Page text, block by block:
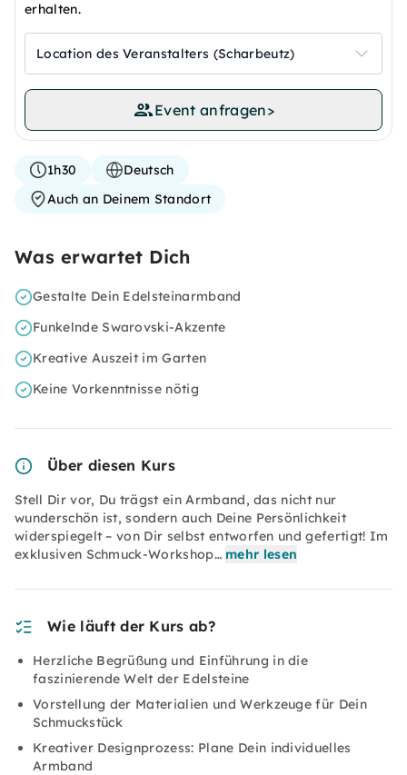
erhalten.
Location des Veranstalters (Scharbeutz)
Event anfragen>
1h30
Deutsch
Auch an Deinem Standort
Was erwartet Dich
Gestalte Dein Edelsteinarmband
Funkelnde Swarovski-Akzente
Kreative Auszeit im Garten
Keine Vorkenntnisse nötig
Über diesen Kurs
Stell Dir vor, Du trägst ein Armband, das nicht nur
wunderschön ist, sondern auch Deine Persönlichkeit
widerspiegelt – von Dir selbst entworfen und gefertigt! Im
exklusiven Schmuck-Workshop… mehr lesen
Wie läuft der Kurs ab?
Herzliche Begrüßung und Einführung in die
faszinierende Welt der Edelsteine
Vorstellung der Materialien und Werkzeuge für Dein
Schmuckstück
Kreativer Designprozess: Plane Dein individuelles
Armband